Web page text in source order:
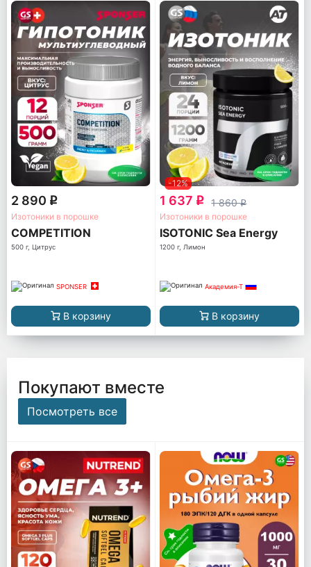
2 890 q
Изотоники в порошке
COMPETITION
500 г, Цитрус
SPONSER
В корзину
-12%
1 637 q 1 860q
Изотоники в порошке
ISOTONIC Sea Energy
1200 г, Лимон
Академия-Т
В корзину
Покупают вместе
Посмотреть все